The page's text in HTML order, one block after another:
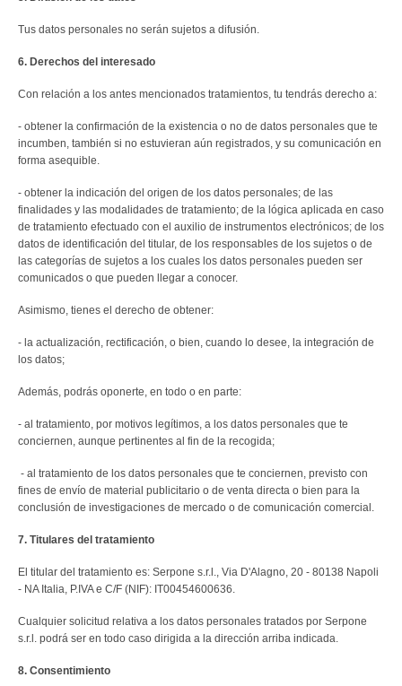
Tus datos personales no serán sujetos a difusión.
6. Derechos del interesado
Con relación a los antes mencionados tratamientos, tu tendrás derecho a:
- obtener la confirmación de la existencia o no de datos personales que te
incumben, también si no estuvieran aún registrados, y su comunicación en
forma asequible.
- obtener la indicación del origen de los datos personales; de las
finalidades y las modalidades de tratamiento; de la lógica aplicada en caso
de tratamiento efectuado con el auxilio de instrumentos electrónicos; de los
datos de identificación del titular, de los responsables de los sujetos o de
las categorías de sujetos a los cuales los datos personales pueden ser
comunicados o que pueden llegar a conocer.
Asimismo, tienes el derecho de obtener:
- la actualización, rectificación, o bien, cuando lo desee, la integración de
los datos;
Además, podrás oponerte, en todo o en parte:
- al tratamiento, por motivos legítimos, a los datos personales que te
conciernen, aunque pertinentes al fin de la recogida;
- al tratamiento de los datos personales que te conciernen, previsto con
fines de envío de material publicitario o de venta directa o bien para la
conclusión de investigaciones de mercado o de comunicación comercial.
7. Titulares del tratamiento
El titular del tratamiento es: Serpone s.r.l., Via D'Alagno, 20 - 80138 Napoli
- NA Italia, P.IVA e C/F (NIF): IT00454600636.
Cualquier solicitud relativa a los datos personales tratados por Serpone
s.r.l. podrá ser en todo caso dirigida a la dirección arriba indicada.
8. Consentimiento